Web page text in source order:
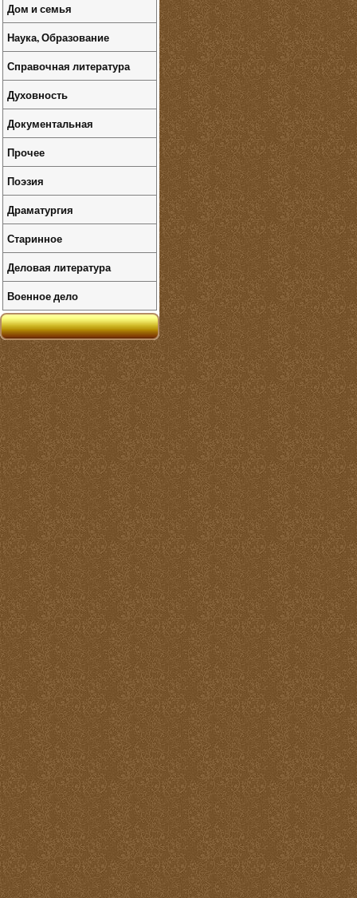
Дом и семья
Наука, Образование
Справочная литература
Духовность
Документальная
Прочее
Поэзия
Драматургия
Старинное
Деловая литература
Военное дело